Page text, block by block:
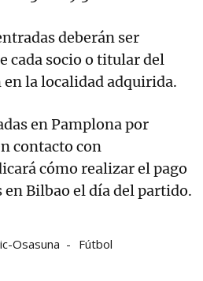
deberán ser
cada socio o titular del
la localidad adquirida.
en Pamplona por
contacto con
cómo realizar el pago
en Bilbao el día del partido.
Osasuna Fútbol